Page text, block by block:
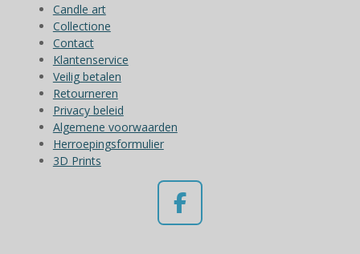
Candle art
Collectione
Contact
Klantenservice
Veilig betalen
Retourneren
Privacy beleid
Algemene voorwaarden
Herroepingsformulier
3D Prints
F